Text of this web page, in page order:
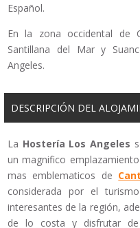
Español.
En la zona occidental de
Santillana del Mar y
Angeles.
DESCRIPCIÓN DEL
La Hostería Los Angeles
un magnifico
mas emblematicos de
considerada por el
interesantes de la región,
de lo costa y disfrutar